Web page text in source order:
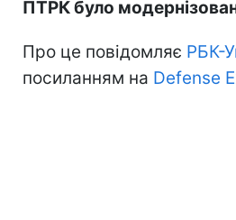
ПТРК було
Про це повідомляє РБК-
посиланням на Defense